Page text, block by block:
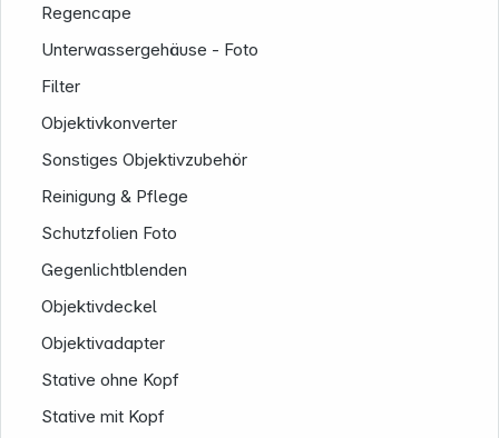
Regencape
Unterwassergehäuse - Foto
Filter
Objektivkonverter
Sonstiges Objektivzubehör
Reinigung & Pflege
Schutzfolien Foto
Gegenlichtblenden
Objektivdeckel
Objektivadapter
Stative ohne Kopf
Stative mit Kopf